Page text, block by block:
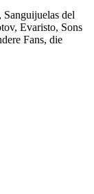
Sanguijuelas del
Evaristo, Sons
Fans, die